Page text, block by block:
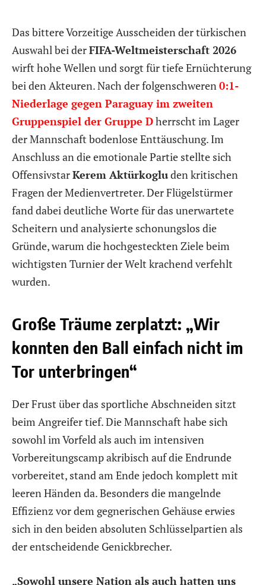
Das bittere Vorzeitige Ausscheiden der türkischen
Auswahl bei derFIFA-Weltmeisterschaft 2026
wirft hohe Wellen und sorgt für tiefe Ernüchterung
bei den Akteuren. Nach der folgenschweren 0:1-
Niederlage gegen Paraguay im zweiten
Gruppenspiel der Gruppe Dherrscht im Lager
der Mannschaft bodenlose Enttäuschung. Im
Anschluss an die emotionale Partie stellte sich
OffensivstarKerem Aktürkogluden kritischen
Fragen der Medienvertreter. Der Flügelstürmer
fand dabei deutliche Worte für das unerwartete
Scheitern und analysierte schonungslos die
Gründe, warum die hochgesteckten Ziele beim
wichtigsten Turnier der Welt krachend verfehlt
wurden.
Große Träume zerplatzt: „Wir
konnten den Ball einfach nicht im
Tor unterbringen“
Der Frust über das sportliche Abschneiden sitzt
beim Angreifer tief. Die Mannschaft habe sich
sowohl im Vorfeld als auch im intensiven
Vorbereitungscamp akribisch auf die Endrunde
vorbereitet, stand am Ende jedoch komplett mit
leeren Händen da. Besonders die mangelnde
Effizienz vor dem gegnerischen Gehäuse erwies
sich in den beiden absoluten Schlüsselpartien als
der entscheidende Genickbrecher.
„Sowohl unsere Nation als auch hatten uns